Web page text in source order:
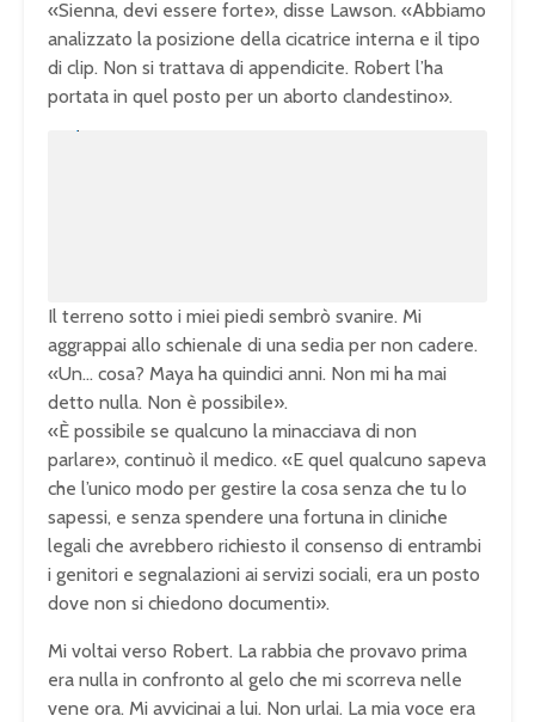
«Sienna, devi essere forte», disse Lawson. «Abbiamo
analizzato la posizione della cicatrice interna e il tipo
di clip. Non si trattava di appendicite. Robert l’ha
portata in quel posto per un aborto clandestino».
Il terreno sotto i miei piedi sembrò svanire. Mi
aggrappai allo schienale di una sedia per non cadere.
«Un… cosa? Maya ha quindici anni. Non mi ha mai
detto nulla. Non è possibile».
«È possibile se qualcuno la minacciava di non
parlare», continuò il medico. «E quel qualcuno sapeva
che l’unico modo per gestire la cosa senza che tu lo
sapessi, e senza spendere una fortuna in cliniche
legali che avrebbero richiesto il consenso di entrambi
i genitori e segnalazioni ai servizi sociali, era un posto
dove non si chiedono documenti».
Mi voltai verso Robert. La rabbia che provavo prima
era nulla in confronto al gelo che mi scorreva nelle
vene ora. Mi avvicinai a lui. Non urlai. La mia voce era